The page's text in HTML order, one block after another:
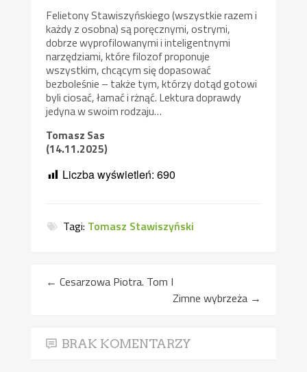
Felietony Stawiszyńskiego (wszystkie razem i
każdy z osobna) są poręcznymi, ostrymi,
dobrze wyprofilowanymi i inteligentnymi
narzędziami, które filozof proponuje
wszystkim, chcącym się dopasować
bezboleśnie – także tym, którzy dotąd gotowi
byli ciosać, łamać i rżnąć. Lektura doprawdy
jedyna w swoim rodzaju…
Tomasz Sas
(14.11.2025)
Liczba wyświetleń: 690
Tagi: Tomasz Stawiszyński
← Cesarzowa Piotra. Tom I
Zimne wybrzeża →
BRAK KOMENTARZY